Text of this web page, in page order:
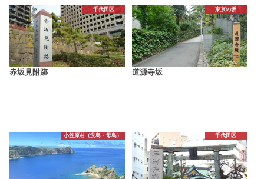
千代田区
赤坂見附跡
東京の坂
道源寺坂
小笠原村（父島・母島） 千代田区